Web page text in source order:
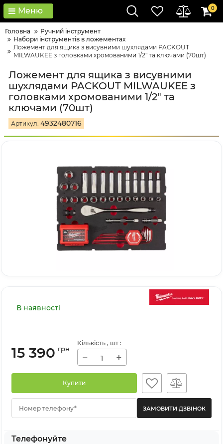
Меню 0
Головна
Ручний інструмент
Набори інструментів в ложементах
Ложемент для ящика з висувними шухлядами PACKOUT
MILWAUKEE з головками хромованими 1/2" та ключами (70шт)
Ложемент для ящика з висувними
шухлядами PACKOUT MILWAUKEE з
головками хромованими 1/2" та
ключами (70шт)
Артикул: 4932480716
В наявності
15 390 грн
Кількість , шт :
− +
Купити
Номер телефону*
Телефонуйте